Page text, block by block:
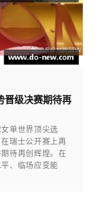
晋级决赛期待再
单世界顶尖选
瑞士公开赛上再
待再创辉煌。在
、临场应变能